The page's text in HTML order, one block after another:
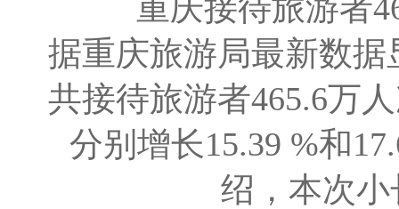
重庆接待旅游者
据重庆旅游局最新数据
共接待旅游者465.6万
分别增长15.39 %和
绍，本次